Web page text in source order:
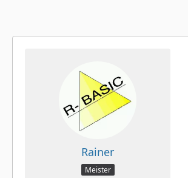
Rainer
Meister